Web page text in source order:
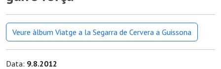
Veure àlbum Viatge a la Segarra de Cervera a Guissona
Data: 9.8.2012